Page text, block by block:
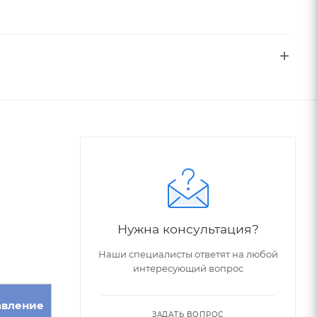
Нужна консультация?
Наши специалисты ответят на любой
интересующий вопрос
ЗАДАТЬ ВОПРОС